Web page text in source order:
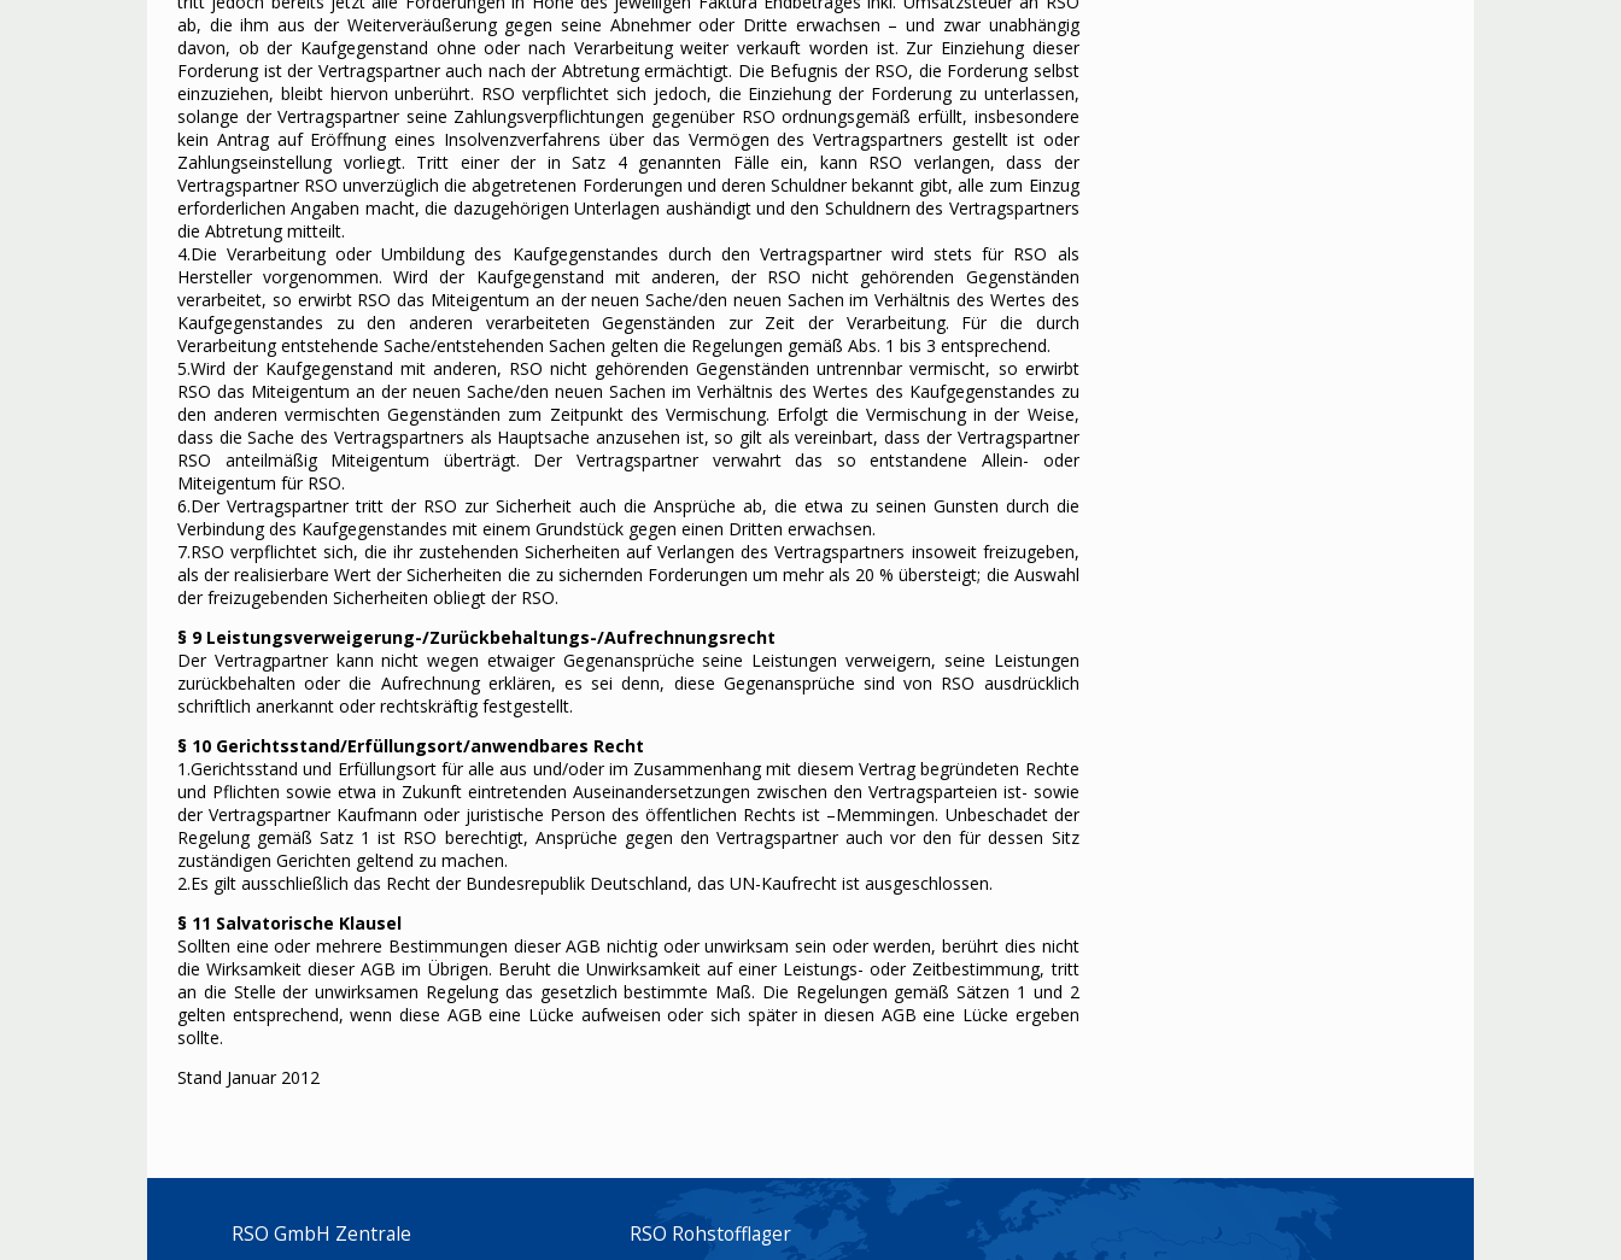
ab, die ihm aus der Weiterveräußerung gegen seine Abnehmer oder Dritte erwachsen – und zwar unabhängig
davon, ob der Kaufgegenstand ohne oder nach Verarbeitung weiter verkauft worden ist. Zur Einziehung dieser
Forderung ist der Vertragspartner auch nach der Abtretung ermächtigt. Die Befugnis der RSO, die Forderung selbst
einzuziehen, bleibt hiervon unberührt. RSO verpflichtet sich jedoch, die Einziehung der Forderung zu unterlassen,
solange der Vertragspartner seine Zahlungsverpflichtungen gegenüber RSO ordnungsgemäß erfüllt, insbesondere
kein Antrag auf Eröffnung eines Insolvenzverfahrens über das Vermögen des Vertragspartners gestellt ist oder
Zahlungseinstellung vorliegt. Tritt einer der in Satz 4 genannten Fälle ein, kann RSO verlangen, dass der
Vertragspartner RSO unverzüglich die abgetretenen Forderungen und deren Schuldner bekannt gibt, alle zum Einzug
erforderlichen Angaben macht, die dazugehörigen Unterlagen aushändigt und den Schuldnern des Vertragspartners
die Abtretung mitteilt.
4.Die Verarbeitung oder Umbildung des Kaufgegenstandes durch den Vertragspartner wird stets für RSO als
Hersteller vorgenommen. Wird der Kaufgegenstand mit anderen, der RSO nicht gehörenden Gegenständen
verarbeitet, so erwirbt RSO das Miteigentum an der neuen Sache/den neuen Sachen im Verhältnis des Wertes des
Kaufgegenstandes zu den anderen verarbeiteten Gegenständen zur Zeit der Verarbeitung. Für die durch
Verarbeitung entstehende Sache/entstehenden Sachen gelten die Regelungen gemäß Abs. 1 bis 3 entsprechend.
5.Wird der Kaufgegenstand mit anderen, RSO nicht gehörenden Gegenständen untrennbar vermischt, so erwirbt
RSO das Miteigentum an der neuen Sache/den neuen Sachen im Verhältnis des Wertes des Kaufgegenstandes zu
den anderen vermischten Gegenständen zum Zeitpunkt des Vermischung. Erfolgt die Vermischung in der Weise,
dass die Sache des Vertragspartners als Hauptsache anzusehen ist, so gilt als vereinbart, dass der Vertragspartner
RSO anteilmäßig Miteigentum überträgt. Der Vertragspartner verwahrt das so entstandene Allein- oder
Miteigentum für RSO.
6.Der Vertragspartner tritt der RSO zur Sicherheit auch die Ansprüche ab, die etwa zu seinen Gunsten durch die
Verbindung des Kaufgegenstandes mit einem Grundstück gegen einen Dritten erwachsen.
7.RSO verpflichtet sich, die ihr zustehenden Sicherheiten auf Verlangen des Vertragspartners insoweit freizugeben,
als der realisierbare Wert der Sicherheiten die zu sichernden Forderungen um mehr als 20 % übersteigt; die Auswahl
der freizugebenden Sicherheiten obliegt der RSO.
§ 9 Leistungsverweigerung-/Zurückbehaltungs-/Aufrechnungsrecht
Der Vertragpartner kann nicht wegen etwaiger Gegenansprüche seine Leistungen verweigern, seine Leistungen
zurückbehalten oder die Aufrechnung erklären, es sei denn, diese Gegenansprüche sind von RSO ausdrücklich
schriftlich anerkannt oder rechtskräftig festgestellt.
§ 10 Gerichtsstand/Erfüllungsort/anwendbares Recht
1.Gerichtsstand und Erfüllungsort für alle aus und/oder im Zusammenhang mit diesem Vertrag begründeten Rechte
und Pflichten sowie etwa in Zukunft eintretenden Auseinandersetzungen zwischen den Vertragsparteien ist- sowie
der Vertragspartner Kaufmann oder juristische Person des öffentlichen Rechts ist –Memmingen. Unbeschadet der
Regelung gemäß Satz 1 ist RSO berechtigt, Ansprüche gegen den Vertragspartner auch vor den für dessen Sitz
zuständigen Gerichten geltend zu machen.
2.Es gilt ausschließlich das Recht der Bundesrepublik Deutschland, das UN-Kaufrecht ist ausgeschlossen.
§ 11 Salvatorische Klausel
Sollten eine oder mehrere Bestimmungen dieser AGB nichtig oder unwirksam sein oder werden, berührt dies nicht
die Wirksamkeit dieser AGB im Übrigen. Beruht die Unwirksamkeit auf einer Leistungs- oder Zeitbestimmung, tritt
an die Stelle der unwirksamen Regelung das gesetzlich bestimmte Maß. Die Regelungen gemäß Sätzen 1 und 2
gelten entsprechend, wenn diese AGB eine Lücke aufweisen oder sich später in diesen AGB eine Lücke ergeben
sollte.
Stand Januar 2012
RSO GmbH Zentrale RSO Rohstofflager